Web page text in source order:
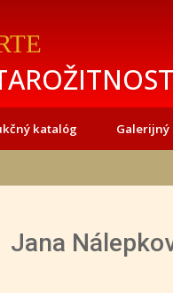
katalóg Galerijný
Jana